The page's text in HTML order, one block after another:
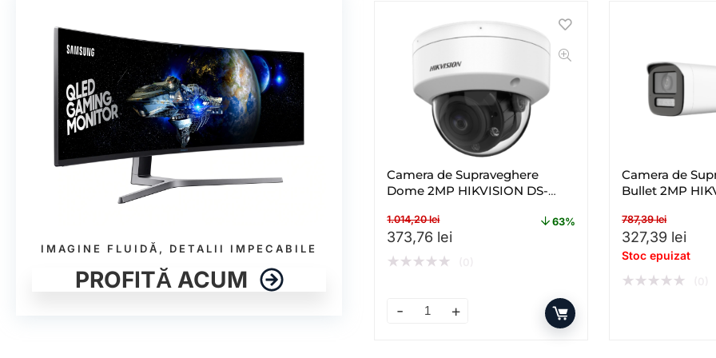
IMAGINE FLUIDĂ, DETALII IMPECABILE
PROFITĂ ACUM
Camera de Supraveghere
Dome 2MP HIKVISION DS-
12MM), Lentila Varifocala: 2.8-
12mm
1.014,20lei
Prețul inițial a fost: 1.014,20 lei.
373,76 leiPrețul curent este: 373,76 lei.
63%
★★★★★
Camera de Supraveghere Dome 2MP HIKVISION
Camera de
Bullet 2MP
Lentila
787,39lei
Prețul inițial a
327,39 lei
Stoc epuizat
★★★★★